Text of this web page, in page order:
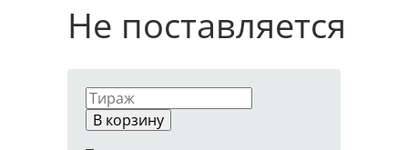
Не поставляется
В корзину